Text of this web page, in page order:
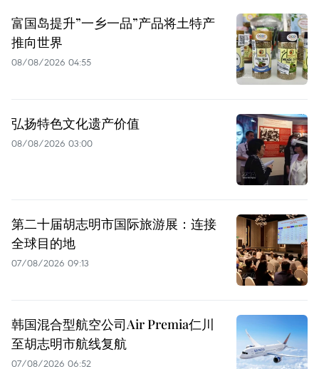
富国岛提升”一乡一品”产品将土特产
推向世界
08/08/2026 04:55
弘扬特色文化遗产价值
08/08/2026 03:00
第二十届胡志明市国际旅游展：连接
全球目的地
07/08/2026 09:13
韩国混合型航空公司Air Premia仁川
至胡志明市航线复航
07/08/2026 06:52